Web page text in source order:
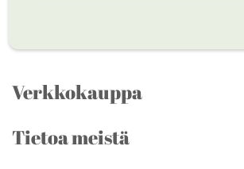
Verkkokauppa
Tietoa meistä